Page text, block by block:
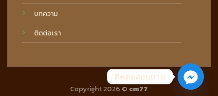
บทความ
ติดต่อเรา
Copyright 2026 © cm77
ติดต่อสอบถาม